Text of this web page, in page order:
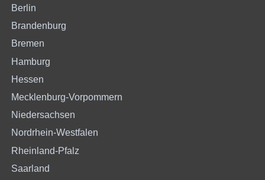
Berlin
Brandenburg
Bremen
Hamburg
Hessen
Mecklenburg-Vorpommern
Niedersachsen
Nordrhein-Westfalen
Rheinland-Pfalz
Saarland